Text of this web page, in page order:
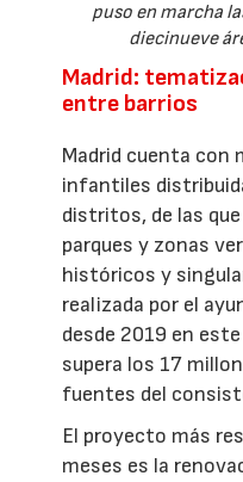
puso en marcha
diecinueve
Madrid:
entre barrios
Madrid cuenta con
infantiles
distritos, de las
parques y zonas
históricos y
realizada por el
desde 2019 en
supera los 17
fuentes del
El proyecto más
meses es la